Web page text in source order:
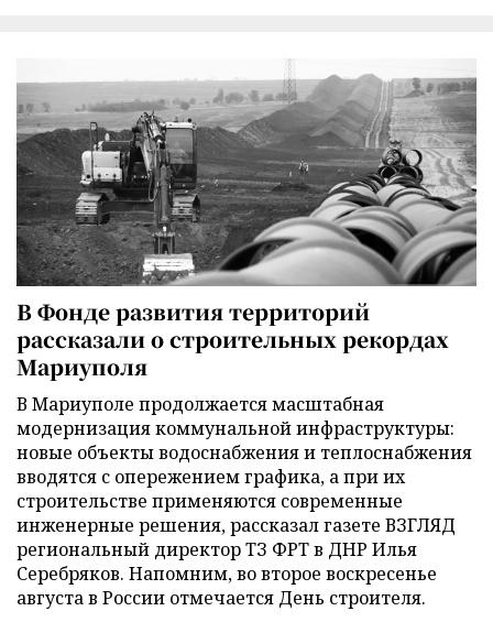
В Фонде развития территорий
рассказали о строительных рекордах
Мариуполя
В Мариуполе продолжается масштабная
модернизация коммунальной инфраструктуры:
новые объекты водоснабжения и теплоснабжения
вводятся с опережением графика, а при их
строительстве применяются современные
инженерные решения, рассказал газете ВЗГЛЯД
региональный директор ТЗ ФРТ в ДНР Илья
Серебряков. Напомним, во второе воскресенье
августа в России отмечается День строителя.